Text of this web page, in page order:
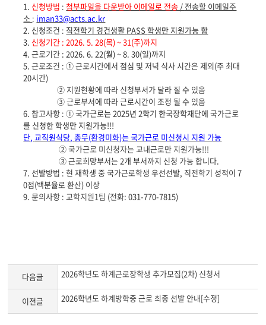
게
시
글
본
문
1. 신청방법 :첨부파일을 다운받아 이메일로 전송 / 전송할 이메일주
소 : iman33@acts.ac.kr
2. 신청조건 : 직전학기 경건생활 PASS학생만 지원가능 함
3. 신청기간 : 2026. 5. 28(목) ~ 31(주)까지
4.근로기간 : 2026. 6. 22(월) ~ 8. 30(일)까지
5.근로조건 :①근로시간에서 점심 및 저녁 식사 시간은 제외(주 최대
20시간)
② 지원현황에 따라 신청부서가 달라 질 수 있음
③근로부서에 따라 근로시간이 조정 될 수 있음
6. 참고사항 :①국가근로는2025년2학기 한국장학재단에 국가근로
를 신청한 학생만 지원가능!!!
단,교직원식당,총무(환경미화)는 국가근로 미신청시 지원 가능
②국가근로 미신청자는 교내근로만 지원가능!!!
③근로희망부서는2개 부서까지 신청 가능 합니다.
7. 선발방법 :현 재학생 중 국가근로학생 우선선발, 직전학기 성적이7
0점(백분율로 환산) 이상
9.문의사항 : 교학지원1팀 (전화: 031-770-7815)
다음글 2026학년도 하계근로장학생 추가모집(2차) 신청서
이전글 2026학년도 하계방학중 근로 최종 선발 안내[수정]